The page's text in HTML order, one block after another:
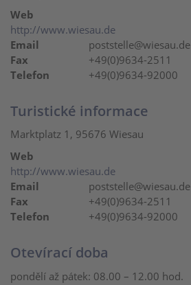
Web
http://www.wiesau.de
Email
poststelle@wiesau.de
Fax
+49(0)9634-2511
Telefon
+49(0)9634-92000
Turistické informace
Marktplatz 1, 95676 Wiesau
Web
http://www.wiesau.de
Email
poststelle@wiesau.de
Fax
+49(0)9634-2511
Telefon
+49(0)9634-92000
Otevírací doba
pondělí až pátek: 08.00 – 12.00 hod.